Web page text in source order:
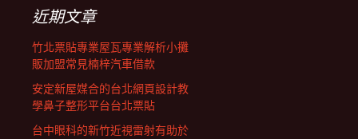
近期文章
竹北票貼專業屋瓦專業解析小攤
販加盟常見楠梓汽車借款
安定新屋媒合的台北網頁設計教
學鼻子整形平台台北票貼
台中眼科的新竹近視雷射有助於